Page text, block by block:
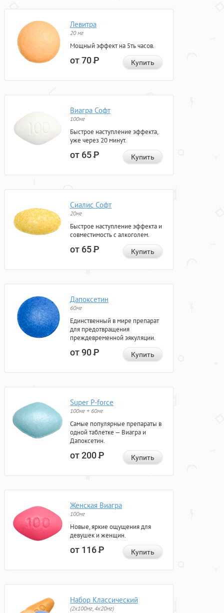
Левитра
20 мг
Мощный эффект на 5ть часов.
от 70Р Купить
Виагра Софт
100мг
Быстрое наступление эффекта,
уже через 20 минут.
от 65Р Купить
Сиалис Софт
20мг
Быстрое наступление эффекта и
совместимость с алкоголем.
от 65Р Купить
Дапоксетин
60мг
Единственный в мире препарат
для предотвращения
преждевременной эякуляции.
от 90Р Купить
Super P-force
100мг + 60мг
Самые популярные препараты в
одной таблетке — Виагра и
Дапоксетин.
от 200Р Купить
Женская Виагра
100мг
Новые, яркие ощущения для
девушек и женщин.
от 116Р Купить
Набор Классический
(2x100мг, 4x20мг)